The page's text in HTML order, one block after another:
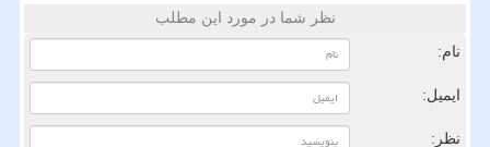
نظر شما در مورد این مطلب
نام:
ایمیل:
نظر: